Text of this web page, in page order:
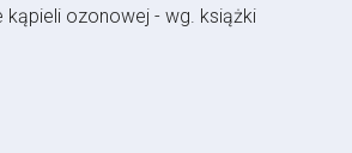
kąpieli ozonowej - wg. książki